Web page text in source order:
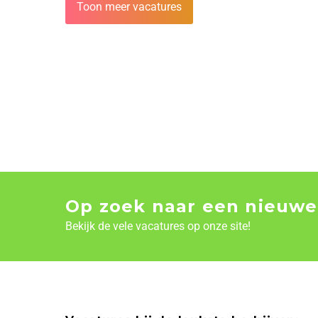
Toon meer vacatures
Op zoek naar een
Bekijk de vele vacatures op onze site!